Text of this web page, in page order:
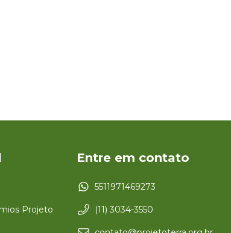
Projeto
Entre em contato
5511971469273
(11) 3034-3550